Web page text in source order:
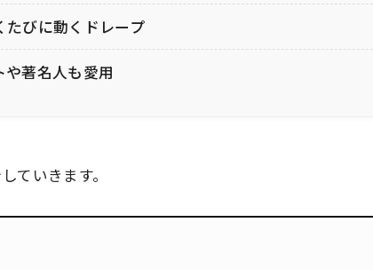
たびに動くドレープ
著名人も愛用
ていきます。